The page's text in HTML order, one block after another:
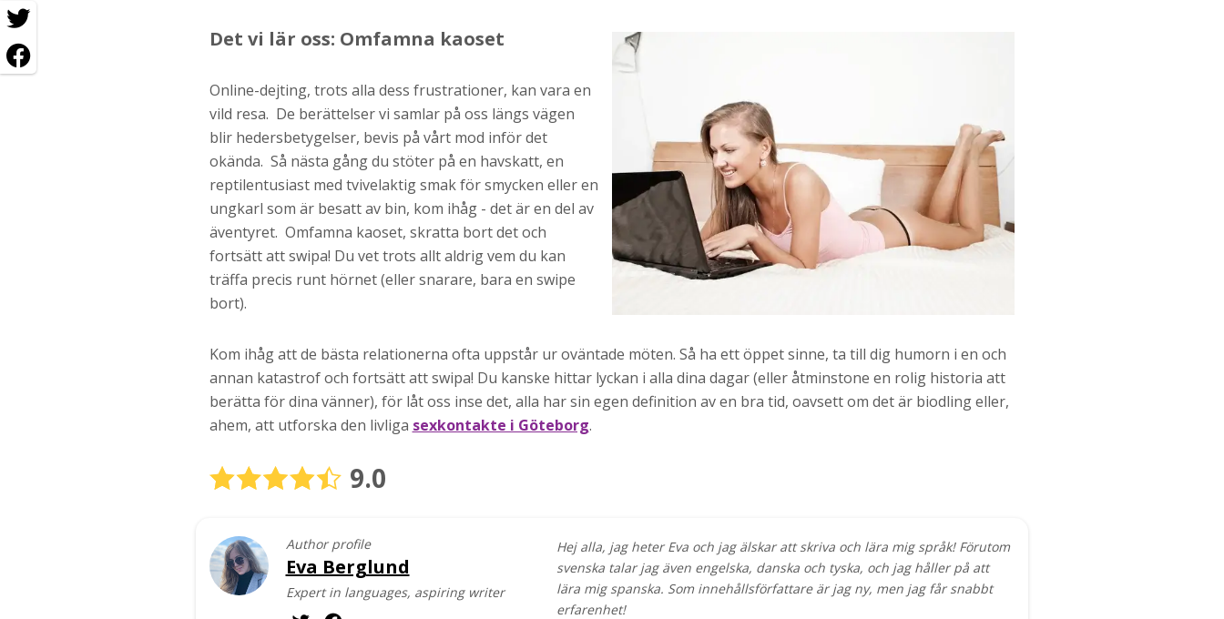
Det vi lär oss: Omfamna kaoset
Online-dejting, trots alla dess frustrationer, kan vara en
vild resa. De berättelser vi samlar på oss längs vägen
blir hedersbetygelser, bevis på vårt mod inför det
okända. Så nästa gång du stöter på en havskatt, en
reptilentusiast med tvivelaktig smak för smycken eller en
ungkarl som är besatt av bin, kom ihåg - det är en del av
äventyret. Omfamna kaoset, skratta bort det och
fortsätt att swipa! Du vet trots allt aldrig vem du kan
träffa precis runt hörnet (eller snarare, bara en swipe
bort).
Kom ihåg att de bästa relationerna ofta uppstår ur oväntade möten. Så ha ett öppet sinne, ta till dig humorn i en och
annan katastrof och fortsätt att swipa! Du kanske hittar lyckan i alla dina dagar (eller åtminstone en rolig historia att
berätta för dina vänner), för låt oss inse det, alla har sin egen definition av en bra tid, oavsett om det är biodling eller,
ahem, att utforska den livliga sexkontakte i Göteborg.
9.0
Author profile
Eva Berglund
Expert in languages, aspiring writer
Hej alla, jag heter Eva och jag älskar att skriva och lära mig språk! Förutom
svenska talar jag även engelska, danska och tyska, och jag håller på att
lära mig spanska. Som innehållsförfattare är jag ny, men jag får snabbt
erfarenhet!